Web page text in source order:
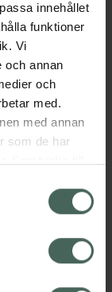
innehållet
funktioner
Vi
och annan
och
med.
med annan
som de har
påverkar inte
återkallelsen.
Dölj
Visa